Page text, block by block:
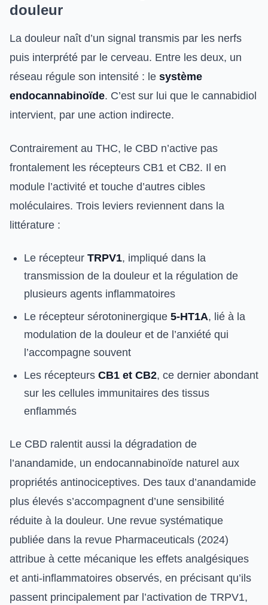
douleur
La douleur naît d’un signal transmis par les nerfs
puis interprété par le cerveau. Entre les deux, un
réseau régule son intensité : le système
endocannabinoïde. C’est sur lui que le cannabidiol
intervient, par une action indirecte.
Contrairement au THC, le CBD n’active pas
frontalement les récepteurs CB1 et CB2. Il en
module l’activité et touche d’autres cibles
moléculaires. Trois leviers reviennent dans la
littérature :
Le récepteur TRPV1, impliqué dans la
transmission de la douleur et la régulation de
plusieurs agents inflammatoires
Le récepteur sérotoninergique 5-HT1A, lié à la
modulation de la douleur et de l’anxiété qui
l’accompagne souvent
Les récepteurs CB1 et CB2, ce dernier abondant
sur les cellules immunitaires des tissus
enflammés
Le CBD ralentit aussi la dégradation de
l’anandamide, un endocannabinoïde naturel aux
propriétés antinociceptives. Des taux d’anandamide
plus élevés s’accompagnent d’une sensibilité
réduite à la douleur. Une revue systématique
publiée dans la revue Pharmaceuticals (2024)
attribue à cette mécanique les effets analgésiques
et anti-inflammatoires observés, en précisant qu’ils
passent principalement par l’activation de TRPV1,